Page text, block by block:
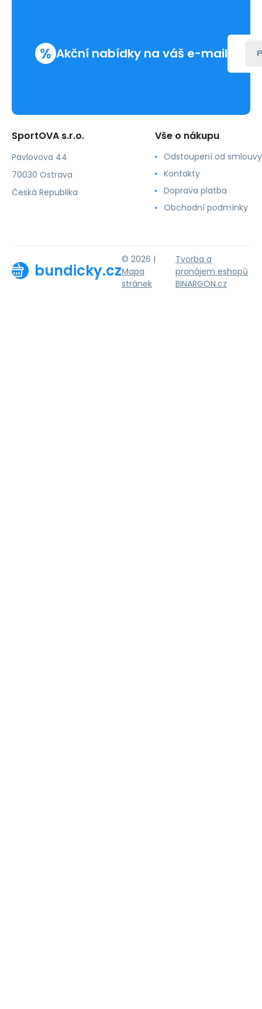
% Akční nabídky na váš e-mail
SportOVA s.r.o.
Pavlovova 44
70030 Ostrava
Česká Republika
Vše o nákupu
Odstoupení od smlouvy
Kontakty
Doprava platba
Obchodní podmínky
bundicky.cz
© 2026 |
Mapa
stránek
Tvorba a
pronájem eshopů
BINARGON.cz